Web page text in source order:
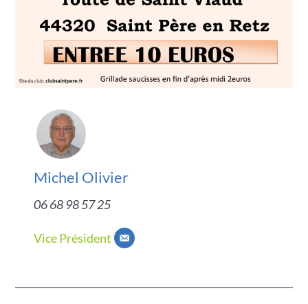
Michel Olivier
06 68 98 57 25
Vice Président